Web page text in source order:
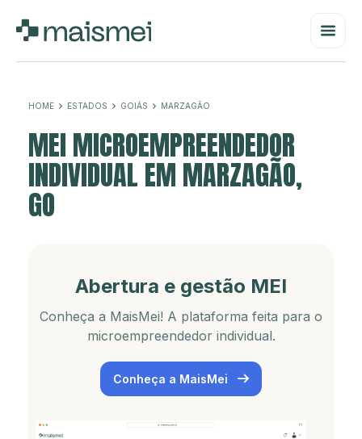
HOME ESTADOS GOIÁS MARZAGÃO
MEI MICROEMPREENDEDOR
INDIVIDUAL EM MARZAGÃO,
GO
Abertura e gestão MEI
Conheça a MaisMei! A plataforma feita para o
microempreendedor individual.
Conheça a MaisMei